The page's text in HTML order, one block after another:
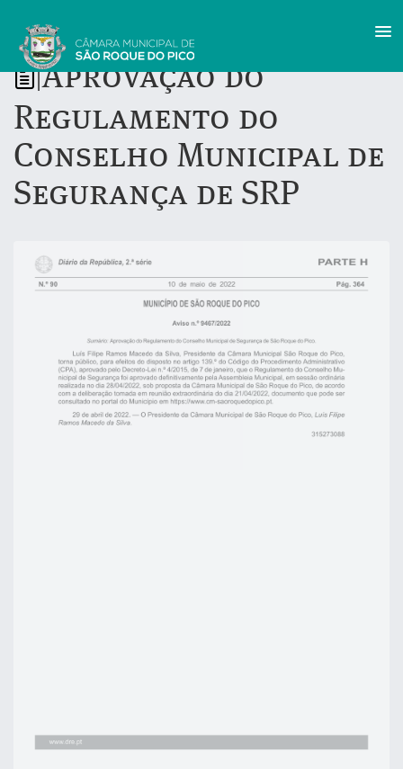
Aprovação do
Regulamento do
Conselho Municipal de
Segurança de SRP